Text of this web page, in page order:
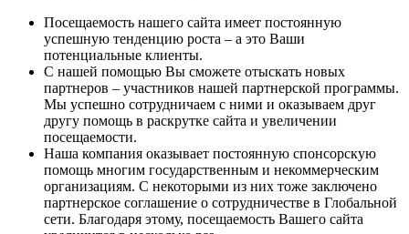
Посещаемость нашего сайта имеет постоянную
успешную тенденцию роста – а это Ваши
потенциальные клиенты.
С нашей помощью Вы сможете отыскать новых
партнеров – участников нашей партнерской программы.
Мы успешно сотрудничаем с ними и оказываем друг
другу помощь в раскрутке сайта и увеличении
посещаемости.
Наша компания оказывает постоянную спонсорскую
помощь многим государственным и некоммерческим
организациям. С некоторыми из них тоже заключено
партнерское соглашение о сотрудничестве в Глобальной
сети. Благодаря этому, посещаемость Вашего сайта